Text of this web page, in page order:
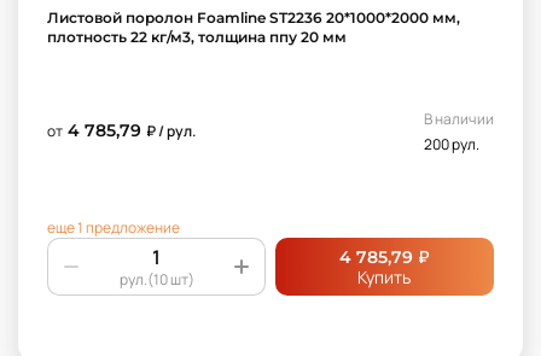
Листовой поролон Foamline ST2236 20*1000*2000 мм,
плотность 22 кг/м3, толщина ппу 20 мм
от 4 785,79 ₽ / рул.
В наличии
200 рул.
еще 1 предложение
рул.(10 шт)
4 785,79 ₽
Купить